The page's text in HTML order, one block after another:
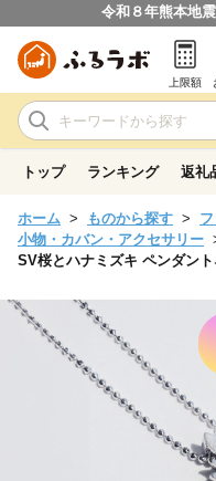
令和８年熊本地
上限額
トップ ランキング 返礼
ホーム ものから探す
小物・カバン・アクセサリー
SV桜とハナミズキ ペンダン